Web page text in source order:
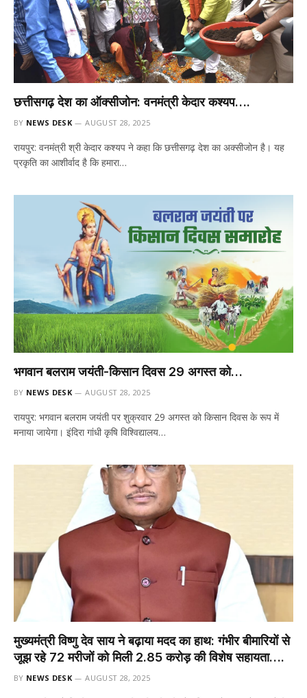
छत्तीसगढ़ देश का ऑक्सीजोन: वनमंत्री केदार कश्यप….
BY NEWS DESK AUGUST 28, 2025
रायपुर: वनमंत्री श्री केदार कश्यप ने कहा कि छत्तीसगढ़ देश का अक्सीजोन है। यह
प्रकृति का आशीर्वाद है कि हमारा…
भगवान बलराम जयंती-किसान दिवस 29 अगस्त को…
BY NEWS DESK AUGUST 28, 2025
रायपुर: भगवान बलराम जयंती पर शुक्रवार 29 अगस्त को किसान दिवस के रूप में
मनाया जायेगा। इंदिरा गांधी कृषि विश्विद्यालय…
मुख्यमंत्री विष्णु देव साय ने बढ़ाया मदद का हाथ: गंभीर बीमारियों से
जूझ रहे 72 मरीजों को मिली 2.85 करोड़ की विशेष सहायता….
BY NEWS DESK AUGUST 28, 2025